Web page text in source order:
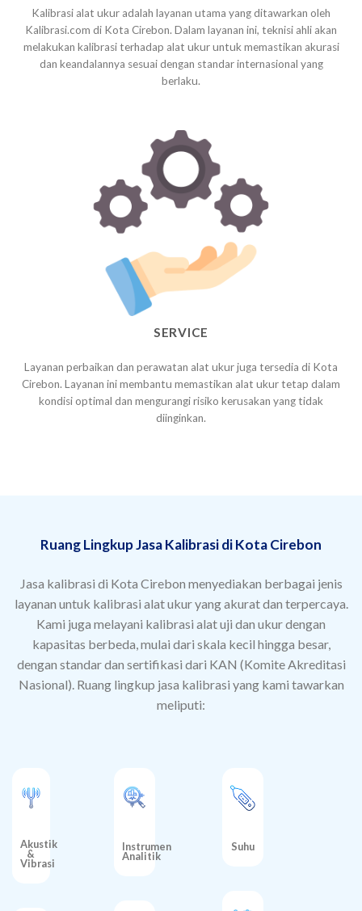
Kalibrasi alat ukur adalah layanan utama yang ditawarkan oleh
Kalibrasi.com di Kota Cirebon. Dalam layanan ini, teknisi ahli akan
melakukan kalibrasi terhadap alat ukur untuk memastikan akurasi
dan keandalannya sesuai dengan standar internasional yang
berlaku.
SERVICE
Layanan perbaikan dan perawatan alat ukur juga tersedia di Kota
Cirebon. Layanan ini membantu memastikan alat ukur tetap dalam
kondisi optimal dan mengurangi risiko kerusakan yang tidak
diinginkan.
Ruang Lingkup Jasa Kalibrasi di Kota Cirebon
Jasa kalibrasi di Kota Cirebon menyediakan berbagai jenis
layanan untuk kalibrasi alat ukur yang akurat dan terpercaya.
Kami juga melayani kalibrasi alat uji dan ukur dengan
kapasitas berbeda, mulai dari skala kecil hingga besar,
dengan standar dan sertifikasi dari KAN (Komite Akreditasi
Nasional). Ruang lingkup jasa kalibrasi yang kami tawarkan
meliputi:
Akustik
&
Vibrasi
Instrumen
Analitik
Suhu